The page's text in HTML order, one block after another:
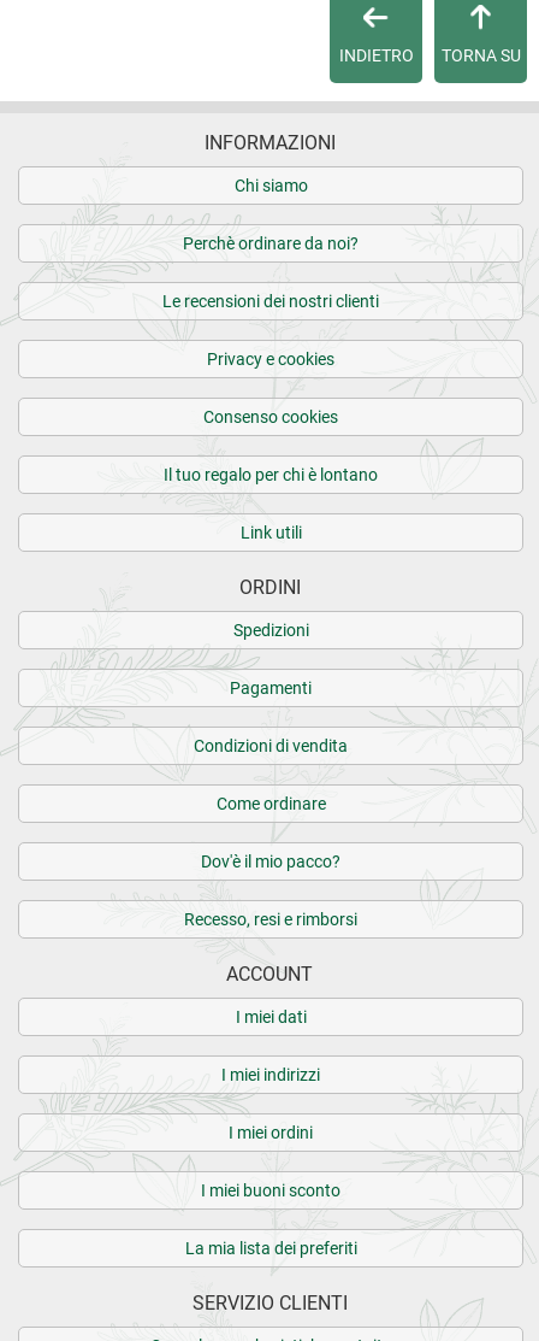
TORNA SU
INDIETRO
INFORMAZIONI
Chi siamo
Perchè ordinare da noi?
Le recensioni dei nostri clienti
Privacy e cookies
Consenso cookies
Il tuo regalo per chi è lontano
Link utili
ORDINI
Spedizioni
Pagamenti
Condizioni di vendita
Come ordinare
Dov'è il mio pacco?
Recesso, resi e rimborsi
ACCOUNT
I miei dati
I miei indirizzi
I miei ordini
I miei buoni sconto
La mia lista dei preferiti
SERVIZIO CLIENTI